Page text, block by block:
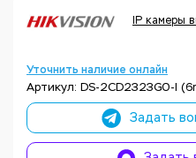
IP камеры
Уточнить наличие онлайн
Артикул: DS-2CD2323G0-I
Задать